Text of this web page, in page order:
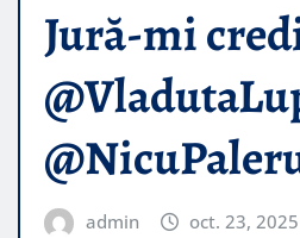
Jură-mi
admin oct. 23, 2025